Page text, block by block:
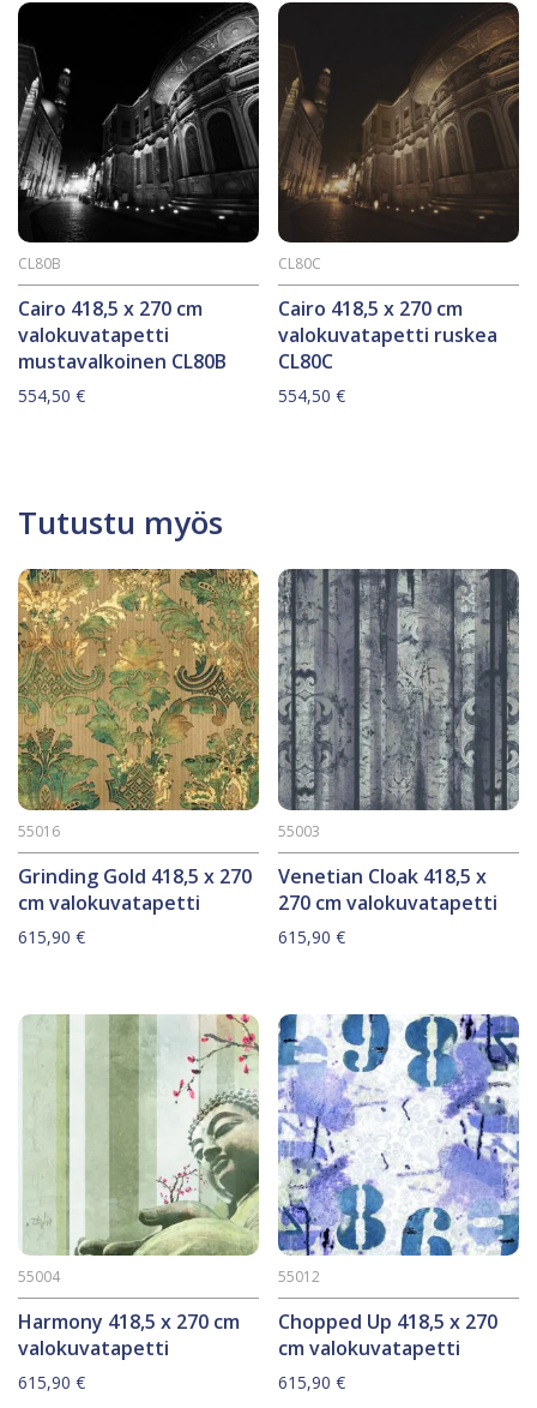
Cairo 418,5 x 270 cm
valokuvatapetti
mustavalkoinen CL80B
CL80B
554,50 €
Cairo 418,5 x 270 cm
valokuvatapetti ruskea
CL80C
CL80C
554,50€
Tutustu myös
Grinding Gold 418,5 x 270
cm valokuvatapetti
55016
615,90 €
Venetian Cloak 418,5 x
270 cm valokuvatapetti
55003
615,90€
Harmony 418,5 x 270 cm
valokuvatapetti
55004
615,90 €
Chopped Up 418,5 x 270
cm valokuvatapetti
55012
615,90€